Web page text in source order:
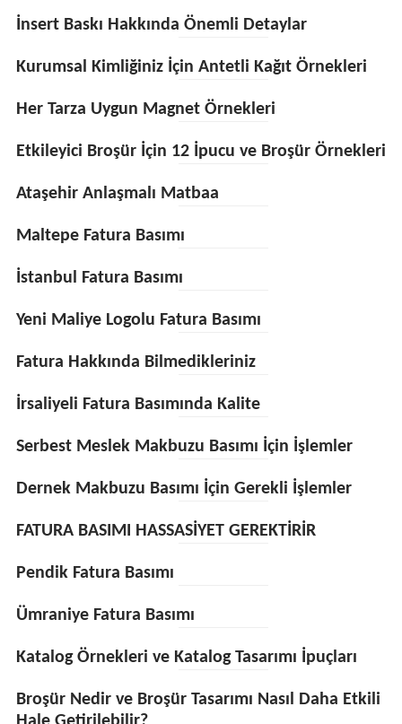
İnsert Baskı Hakkında Önemli Detaylar
Kurumsal Kimliğiniz İçin Antetli Kağıt Örnekleri
Her Tarza Uygun Magnet Örnekleri
Etkileyici Broşür İçin 12 İpucu ve Broşür Örnekleri
Ataşehir Anlaşmalı Matbaa
Maltepe Fatura Basımı
İstanbul Fatura Basımı
Yeni Maliye Logolu Fatura Basımı
Fatura Hakkında Bilmedikleriniz
İrsaliyeli Fatura Basımında Kalite
Serbest Meslek Makbuzu Basımı İçin İşlemler
Dernek Makbuzu Basımı İçin Gerekli İşlemler
FATURA BASIMI HASSASİYET GEREKTİRİR
Pendik Fatura Basımı
Ümraniye Fatura Basımı
Katalog Örnekleri ve Katalog Tasarımı İpuçları
Broşür Nedir ve Broşür Tasarımı Nasıl Daha Etkili